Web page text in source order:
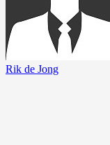
Rik de Jong